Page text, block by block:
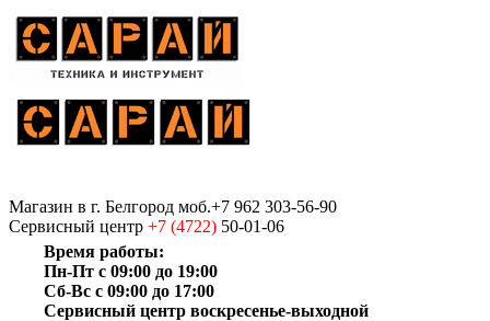
Магазин в г. Белгород моб.+7 962 303-56-90
Сервисный центр +7 (4722) 50-01-06
Время работы:
Пн-Пт с 09:00 до 19:00
Сб-Вс с 09:00 до 17:00
Сервисный центр воскресенье-выходной